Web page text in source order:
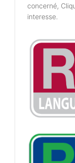
concerné,
interesse.